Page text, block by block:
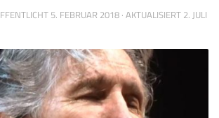
5. FEBRUAR 2018 · AKTUALISIERT 2. JULI